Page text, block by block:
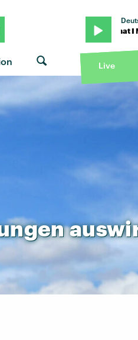
Pearce · "What I Might Do"
Live